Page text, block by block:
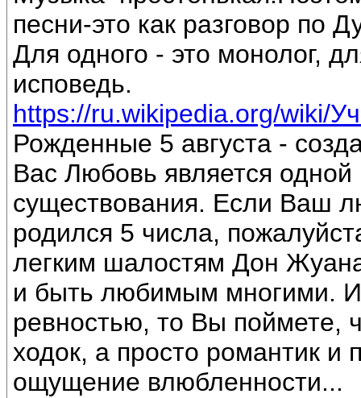
песни-это как разговор по
Для одного - это монолог,
исповедь.
https://ru.wikipedia.org/wiki/
Рожденные 5 августа -
Вас Любовь является
существования. Если Ваш
родился 5 числа,
легким шалостям Дон
и быть любимым многими.
ревностью, то Вы
ходок, а просто романтик и
ощущение влюбленности...